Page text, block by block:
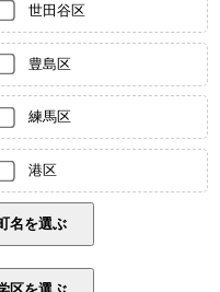
世田谷区
豊島区
練馬区
港区